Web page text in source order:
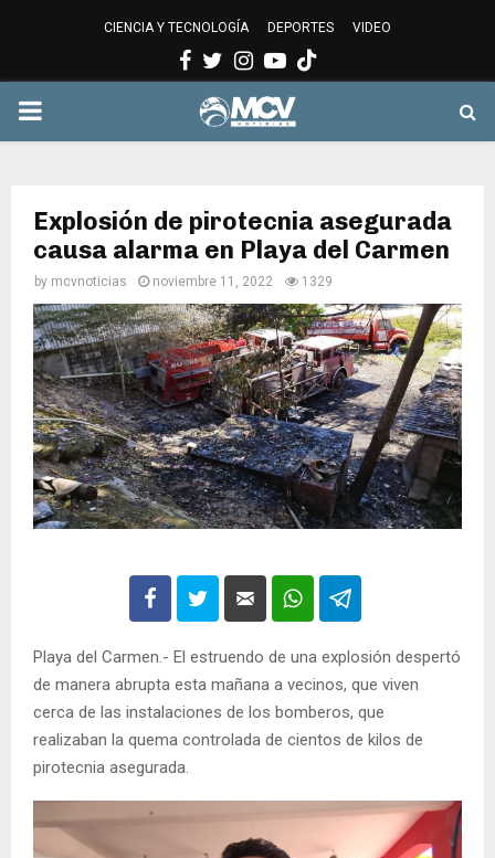
CIENCIA Y TECNOLOGÍA DEPORTES VIDEO
Facebook
Twitter
Instagram
Youtube
PRIMARY
Explosión de pirotecnia asegurada
causa alarma en Playa del Carmen
by mcvnoticias noviembre 11, 2022 1329
Playa del Carmen.- El estruendo de una explosión despertó
de manera abrupta esta mañana a vecinos, que viven
cerca de las instalaciones de los bomberos, que
realizaban la quema controlada de cientos de kilos de
pirotecnia asegurada.